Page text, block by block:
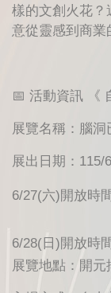
樣的文創火花？
意從靈感到商業
📅 活動資訊 《
展覽名稱：腦
展出日期：
6/27(六)開放時
6/28(日)開放時
展覽地點：開